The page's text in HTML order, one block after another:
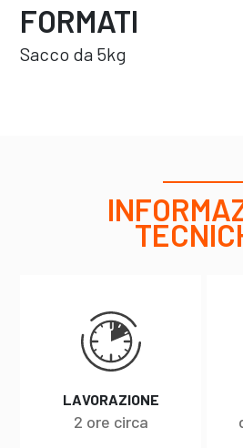
FORMATI
Sacco da 5kg
LAVORAZIONE
2 ore circa